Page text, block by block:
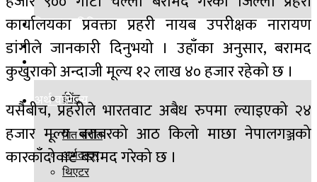
विज्ञान प्रविधि
मनोरञ्जन
ईभेंट
गित संगीत
थिएटर
बिश्व
अर्थ वाणिज्य
अर्थतन्त्र
कार्यालयका प्रवक्ता प्रहरी नायब उपरीक्षक नारायण
डांगीले जानकारी दिनुभयो । उहाँका अनुसार, बरामद
कुखुराको अन्दाजी मूल्य १२ लाख ४० हजार रहेको छ ।
यसैबीच, प्रहरीले भारतवाट अबैध रुपमा ल्याइएको २४
हजार मूल्य बराबरको आठ किलो माछा नेपालगञ्जको
कारकाँदोवाट बरामद गरेको छ ।